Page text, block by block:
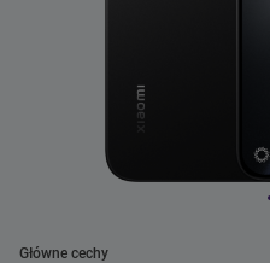
Główne cechy